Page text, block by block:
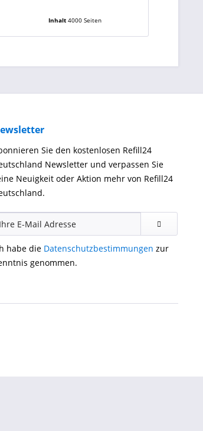
Inhalt4000 Seiten
Sie den kostenlosen Refill24
Newsletter und verpassen Sie
Neuigkeit oder Aktion mehr von Refill24
habe die Datenschutzbestimmungen zur
genommen.